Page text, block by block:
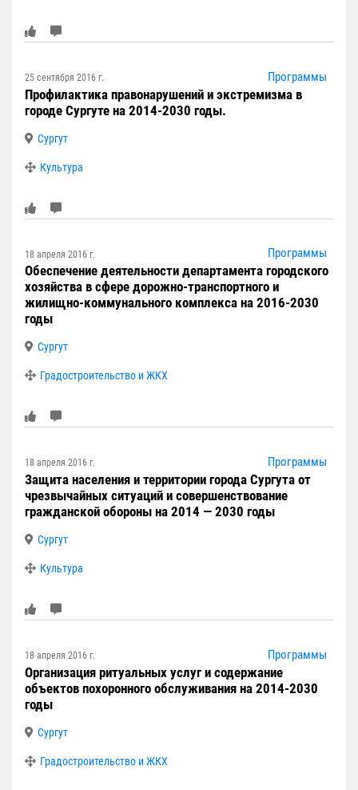
25 сентября 2016 г. Программы
Профилактика правонарушений и экстремизма в
городе Сургуте на 2014-2030 годы.
Сургут
Культура
18 апреля 2016 г. Программы
Обеспечение деятельности департамента городского
хозяйства в сфере дорожно-транспортного и
жилищно-коммунального комплекса на 2016-2030
годы
Сургут
Градостроительство и ЖКХ
18 апреля 2016 г. Программы
Защита населения и территории города Сургута от
чрезвычайных ситуаций и совершенствование
гражданской обороны на 2014 — 2030 годы
Сургут
Культура
18 апреля 2016 г. Программы
Организация ритуальных услуг и содержание
объектов похоронного обслуживания на 2014-2030
годы
Сургут
Градостроительство и ЖКХ